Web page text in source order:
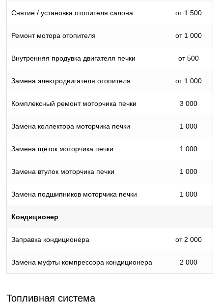
Снятие / установка отопителя салона от 1 500
Ремонт мотора отопителя от 1 000
Внутренняя продувка двигателя печки от 500
Замена электродвигателя отопителя от 1 000
Комплексный ремонт моторчика печки 3 000
Замена коллектора моторчика печки 1 000
Замена щёток моторчика печки 1 000
Замена втулок моторчика печки 1 000
Замена подшипников моторчика печки 1 000
Кондиционер
Заправка кондиционера от 2 000
Замена муфты компрессора кондиционера 2 000
Топливная система